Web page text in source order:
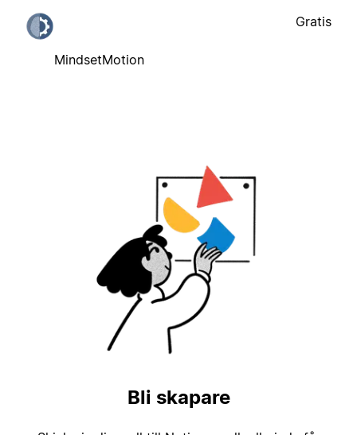
MindsetMotion
Gratis
Bli skapare